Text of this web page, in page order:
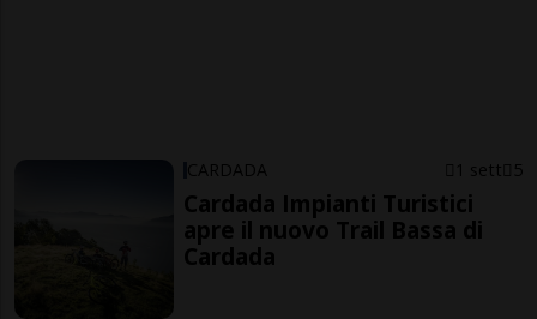
CARDADA 1 sett 5
Cardada Impianti Turistici
apre il nuovo Trail Bassa di
Cardada